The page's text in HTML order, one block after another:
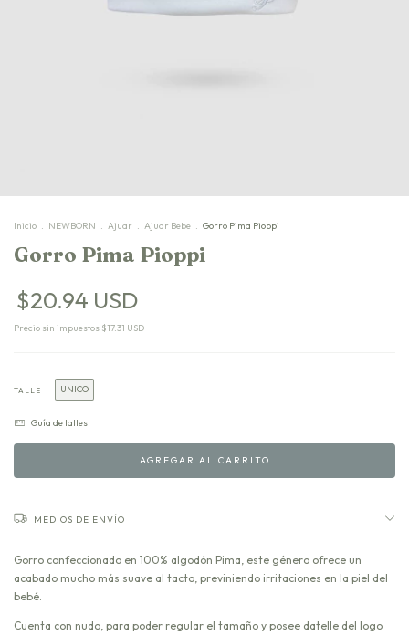
Inicio NEWBORN Ajuar Ajuar Bebe Gorro Pima Pioppi
Gorro Pima Pioppi
$20.94 USD
Precio sin impuestos $17.31 USD
TALLE UNICO
Guía de talles
MEDIOS DE ENVÍO
Gorro confeccionado en 100% algodón Pima, este género ofrece un
acabado mucho más suave al tacto, previniendo irritaciones en la piel del
bebé.
Cuenta con nudo, para poder regular el tamaño y posee datelle del logo